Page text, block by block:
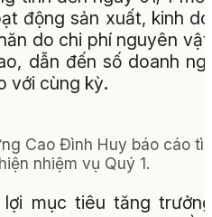
động sản xuất, kinh
do chi phí nguyên vật
dẫn đến số doanh
với cùng kỳ.
Cao Đình Huy báo cáo
nhiệm vụ Quý 1.
mục tiêu tăng